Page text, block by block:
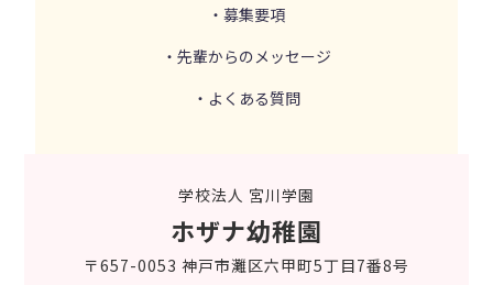
・募集要項
・先輩からのメッセージ
・よくある質問
学校法人 宮川学園
ホザナ幼稚園
〒657-0053 神戸市灘区六甲町5丁目7番8号